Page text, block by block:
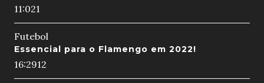
11:021
Futebol
Essencial para o Flamengo em 2022!
16:2912